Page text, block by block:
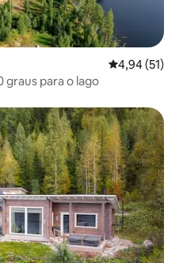
4,94 de uma
4,94 (51)
graus para o lago